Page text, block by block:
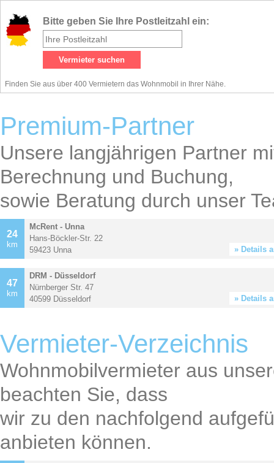
Bitte geben Sie Ihre Postleitzahl ein:
Finden Sie aus über 400 Vermietern das Wohnmobil in Ihrer Nähe.
Premium-Partner
Unsere langjährigen Partner
Berechnung und Buchung,
sowie Beratung durch unser
24
km
McRent - Unna
Hans-Böckler-Str. 22
59423 Unna
» Details
47
km
DRM - Düsseldorf
Nürnberger Str. 47
40599 Düsseldorf
» Details
Vermieter-Verzeichnis
Wohnmobilvermieter aus
beachten Sie, dass
wir zu den nachfolgend
anbieten können.